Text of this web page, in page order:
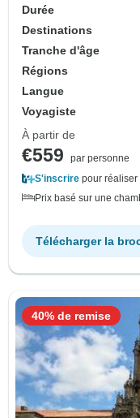
Durée
Destinations
Tranche d'âge
Régions
Langue
Voyagiste
À partir de
€559
par personne
S'inscrire pour
Prix basé sur une
Télécharger la
40% de remise